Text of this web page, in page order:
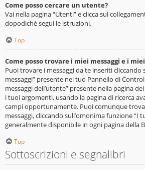
Come posso cercare un utente?
Vai nella pagina “Utenti” e clicca sul
dopodiché segui le istruzioni.
Top
Come posso trovare i miei messaggi e i
Puoi trovare i messaggi da te inseriti cliccando
messaggi” presente nel tuo Pannello di
messaggi dell’utente” presente nella pagina
i tuoi argomenti, usando la pagina di ricerca
campi opportunamente. Puoi comunque
messaggi, cliccando sull’omonima funzione “I
generalmente disponibile in ogni pagina della
Top
Sottoscrizioni e segnalibri